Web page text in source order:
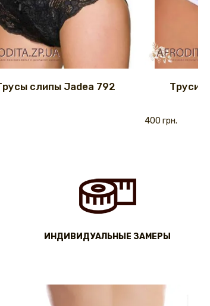
слипы Jadea 792
400 грн.
ИНДИВИДУАЛЬНЫЕ ЗАМЕРЫ